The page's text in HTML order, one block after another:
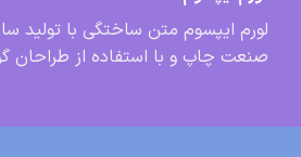
لورم ایپسوم متن ساختگی با تولید سادگی
صنعت چاپ و با استفاده از طراحان